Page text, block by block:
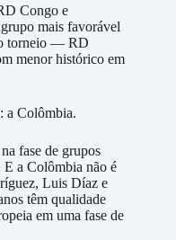
Congo e
mais favorável
torneio — RD
menor histórico em
a Colômbia.
fase de grupos
a Colômbia não é
Luis Díaz e
têm qualidade
em uma fase de